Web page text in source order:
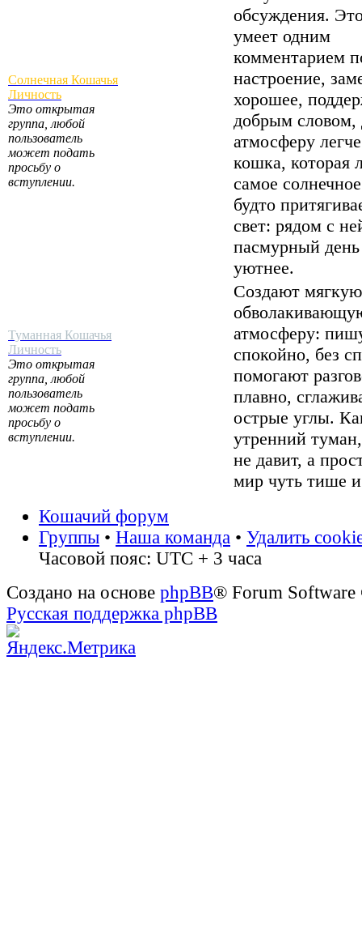
Солнечная Кошачья
Личность
Это открытая
группа, любой
пользователь
может подать
просьбу о
вступлении.
обсуждения.
умеет одним
комментарием
настроение,
хорошее,
добрым словом,
атмосферу
кошка, которая
самое
будто
свет: рядом с
пасмурный
уютнее.
Туманная Кошачья
Личность
Это открытая
группа, любой
пользователь
может подать
просьбу о
вступлении.
Создают
атмосферу:
спокойно, без
помогают
плавно,
острые углы.
утренний
не давит, а
мир чуть тише
Кошачий форум
Группы • Наша команда • Удалить
Часовой пояс: UTC + 3 часа
Создано на основе phpBB® Forum
Русская поддержка phpBB